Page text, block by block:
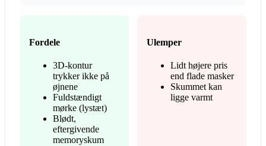
Fordele
3D-kontur
trykker ikke på
øjnene
Fuldstændigt
mørke (lystæt)
Blødt,
eftergivende
memoryskum
Ulemper
Lidt højere pris
end flade masker
Skummet kan
ligge varmt